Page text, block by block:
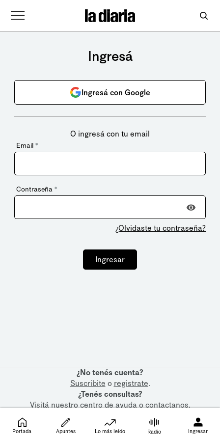
Ingresá
Ingresá con Google
O ingresá con tu email
Email *
Contraseña *
¿Olvidaste tu contraseña?
Ingresar
¿No tenés cuenta?
Suscribite o registrate.
¿Tenés consultas?
Visitá nuestrocentro de ayudaocontactanos.
Portada Apuntes Lo más leído Radio Ingresar